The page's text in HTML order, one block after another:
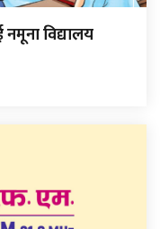
विद्यालय